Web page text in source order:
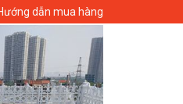
dẫn mua hàng